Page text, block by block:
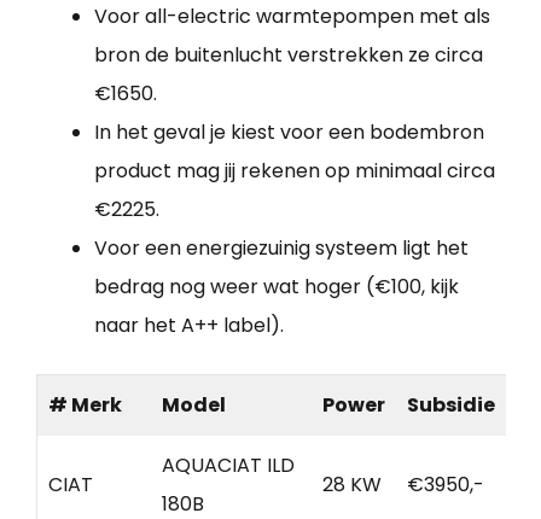
Voor all-electric warmtepompen met als
bron de buitenlucht verstrekken ze circa
€1650.
In het geval je kiest voor een bodembron
product mag jij rekenen op minimaal circa
€2225.
Voor een energiezuinig systeem ligt het
bedrag nog weer wat hoger (€100, kijk
naar het A++ label).
# Merk Model Power Subsidie
CIAT
AQUACIAT ILD
180B
28 KW €3950,-